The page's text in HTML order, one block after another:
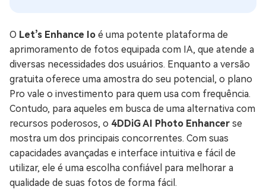
O Let’s Enhance Io é uma potente plataforma de
aprimoramento de fotos equipada com IA, que atende a
diversas necessidades dos usuários. Enquanto a versão
gratuita oferece uma amostra do seu potencial, o plano
Pro vale o investimento para quem usa com frequência.
Contudo, para aqueles em busca de uma alternativa com
recursos poderosos, o 4DDiG AI Photo Enhancer se
mostra um dos principais concorrentes. Com suas
capacidades avançadas e interface intuitiva e fácil de
utilizar, ele é uma escolha confiável para melhorar a
qualidade de suas fotos de forma fácil.